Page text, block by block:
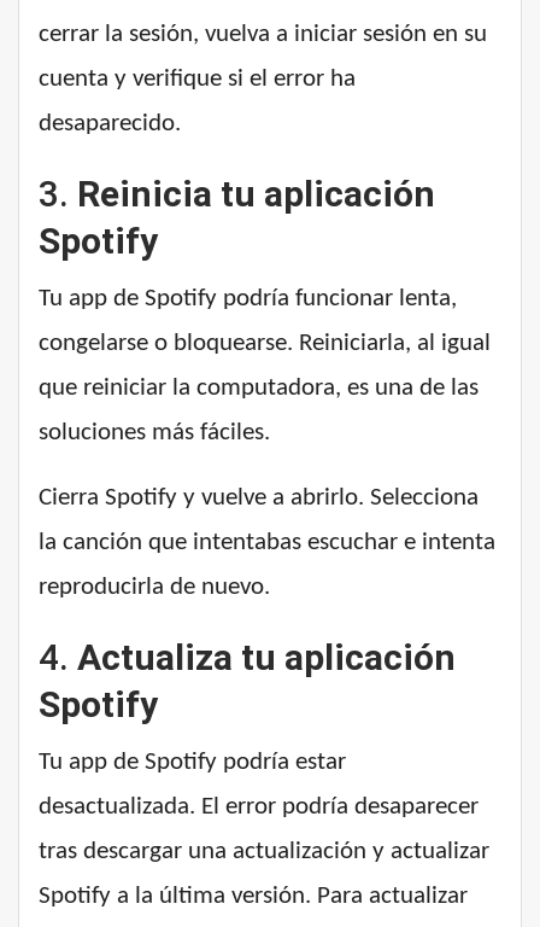
cerrar la sesión, vuelva a iniciar sesión en su
cuenta y verifique si el error ha
desaparecido.
3. Reinicia tu aplicación
Spotify
Tu app de Spotify podría funcionar lenta,
congelarse o bloquearse. Reiniciarla, al igual
que reiniciar la computadora, es una de las
soluciones más fáciles.
Cierra Spotify y vuelve a abrirlo. Selecciona
la canción que intentabas escuchar e intenta
reproducirla de nuevo.
4. Actualiza tu aplicación
Spotify
Tu app de Spotify podría estar
desactualizada. El error podría desaparecer
tras descargar una actualización y actualizar
Spotify a la última versión. Para actualizar